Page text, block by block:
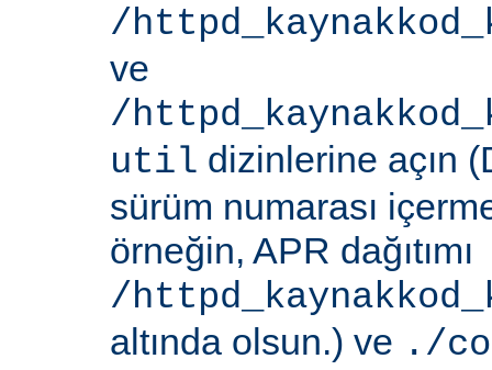
/
ve
/
util dizinlerine açın
sürüm numarası
örneğin, APR dağıtımı
/
altında olsun.) ve ./